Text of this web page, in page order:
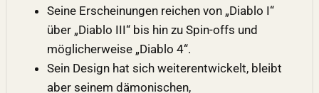
Seine Erscheinungen reichen von „Diablo I“
über „Diablo III“ bis hin zu Spin-offs und
möglicherweise „Diablo 4“.
Sein Design hat sich weiterentwickelt, bleibt
aber seinem dämonischen,